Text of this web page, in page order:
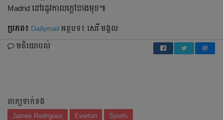
Madrid នៅ​រដូវកាល​ក្ដៅ​ខាង​មុខ​៕
ប្រភព៖ Dailymail អត្ថបទ៖ សេរី មង្គល
មតិយោបល់
ពាក្យទាក់ទង
James Rodriguez Everton Sports